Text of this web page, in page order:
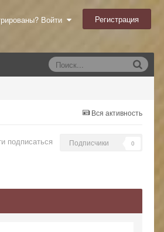
Войти Регистрация
Вся активность
подписаться Подписчики 0